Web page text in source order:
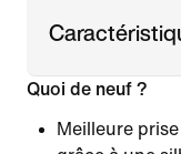
Quoi de neuf ?
Meilleure